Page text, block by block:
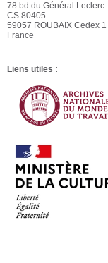
78 bd du Général Leclerc
CS 80405
59057 ROUBAIX Cedex 1
France
Liens utiles :